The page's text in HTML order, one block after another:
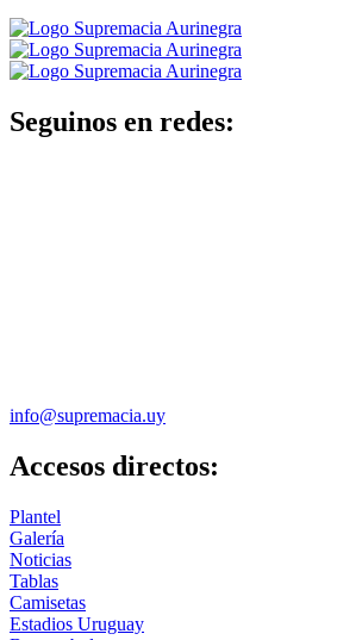
Seguinos en redes:
info@supremacia.uy
Accesos directos:
Plantel
Galería
Noticias
Tablas
Camisetas
Estadios Uruguay